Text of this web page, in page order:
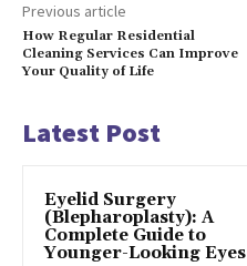
Previous article
How Regular Residential
Cleaning Services Can Improve
Your Quality of Life
Latest Post
Eyelid Surgery
(Blepharoplasty): A
Complete Guide to
Younger-Looking Eyes